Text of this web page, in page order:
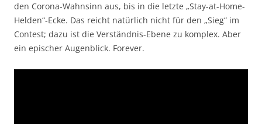
den Corona-Wahnsinn aus, bis in die letzte „Stay-at-Home-
Helden“-Ecke. Das reicht natürlich nicht für den „Sieg“ im
Contest; dazu ist die Verständnis-Ebene zu komplex. Aber
ein epischer Augenblick. Forever.